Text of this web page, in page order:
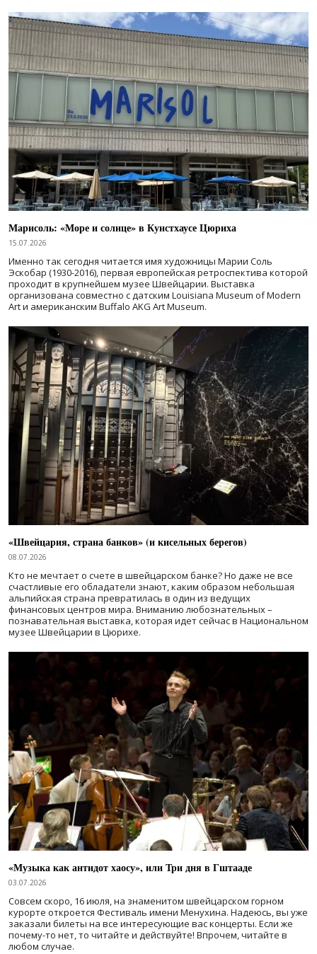
Марисоль: «Море и солнце» в Кунстхаусе Цюриха
15.07.2026
Именно так сегодня читается имя художницы Марии Соль
Эскобар (1930-2016), первая европейская ретроспектива которой
проходит в крупнейшем музее Швейцарии. Выставка
организована совместно с датским Louisiana Museum of Modern
Art и американским Buffalo AKG Art Museum.
«Швейцария, страна банков» (и кисельных берегов)
08.07.2026
Кто не мечтает о счете в швейцарском банке? Но даже не все
счастливые его обладатели знают, каким образом небольшая
альпийская страна превратилась в один из ведущих
финансовых центров мира. Вниманию любознательных –
познавательная выставка, которая идет сейчас в Национальном
музее Швейцарии в Цюрихе.
«Музыка как антидот хаосу», или Три дня в Гштааде
03.07.2026
Совсем скоро, 16 июля, на знаменитом швейцарском горном
курорте откроется Фестиваль имени Менухина. Надеюсь, вы уже
заказали билеты на все интересующие вас концерты. Если же
почему-то нет, то читайте и действуйте! Впрочем, читайте в
любом случае.